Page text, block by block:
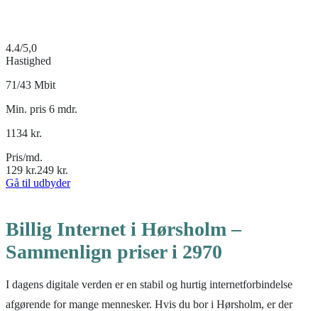
4.4/5,0
Hastighed
71/43 Mbit
Min. pris 6 mdr.
1134 kr.
Pris/md.
129 kr.249 kr.
Gå til udbyder
Billig Internet i Hørsholm –
Sammenlign priser i 2970
I dagens digitale verden er en stabil og hurtig internetforbindelse
afgørende for mange mennesker. Hvis du bor i Hørsholm, er der